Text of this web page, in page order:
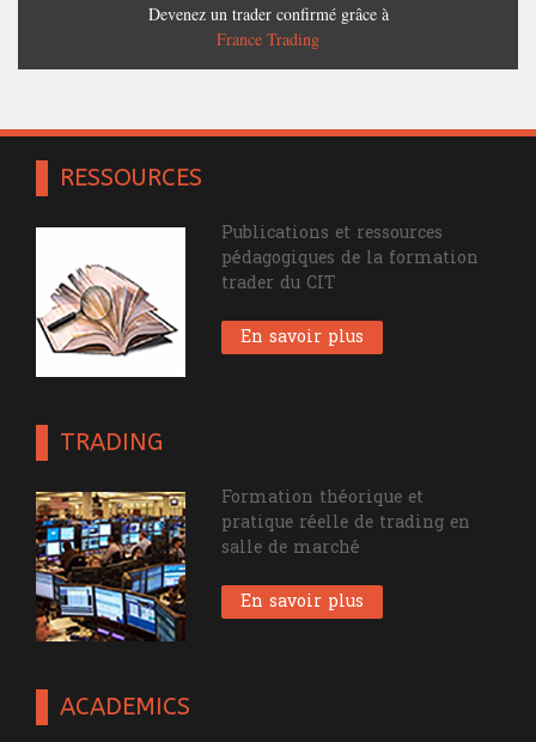
Devenez un trader confirmé grâce à
France Trading
RESSOURCES
Publications et ressources
pédagogiques de la formation
trader du CIT
En savoir plus
TRADING
Formation théorique et
pratique réelle de trading en
salle de marché
En savoir plus
ACADEMICS